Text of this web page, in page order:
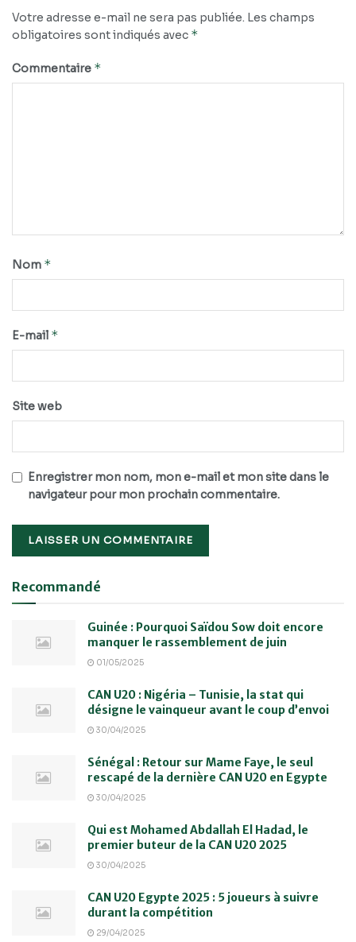
Votre adresse e-mail ne sera pas publiée. Les champs
obligatoires sont indiqués avec *
Commentaire *
Nom *
E-mail *
Site web
Enregistrer mon nom, mon e-mail et mon site dans le
navigateur pour mon prochain commentaire.
Recommandé
Guinée : Pourquoi Saïdou Sow doit encore
manquer le rassemblement de juin
01/05/2025
CAN U20 : Nigéria – Tunisie, la stat qui
désigne le vainqueur avant le coup d’envoi
30/04/2025
Sénégal : Retour sur Mame Faye, le seul
rescapé de la dernière CAN U20 en Egypte
30/04/2025
Qui est Mohamed Abdallah El Hadad, le
premier buteur de la CAN U20 2025
30/04/2025
CAN U20 Egypte 2025 : 5 joueurs à suivre
durant la compétition
29/04/2025